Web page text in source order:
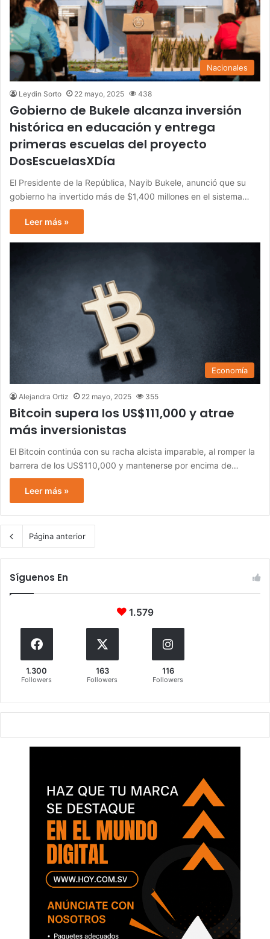
Nacionales
Leydin Sorto 22 mayo, 2025 438
Gobierno de Bukele alcanza inversión
histórica en educación y entrega
primeras escuelas del proyecto
DosEscuelasXDía
El Presidente de la República, Nayib Bukele, anunció que su
gobierno ha invertido más de $1,400 millones en el sistema…
Leer más »
Economía
Alejandra Ortiz 22 mayo, 2025 355
Bitcoin supera los US$111,000 y atrae
más inversionistas
El Bitcoin continúa con su racha alcista imparable, al romper la
barrera de los US$110,000 y mantenerse por encima de…
Leer más »
Página anterior
Síguenos En
1.579
1.300
Followers
163
Followers
116
Followers